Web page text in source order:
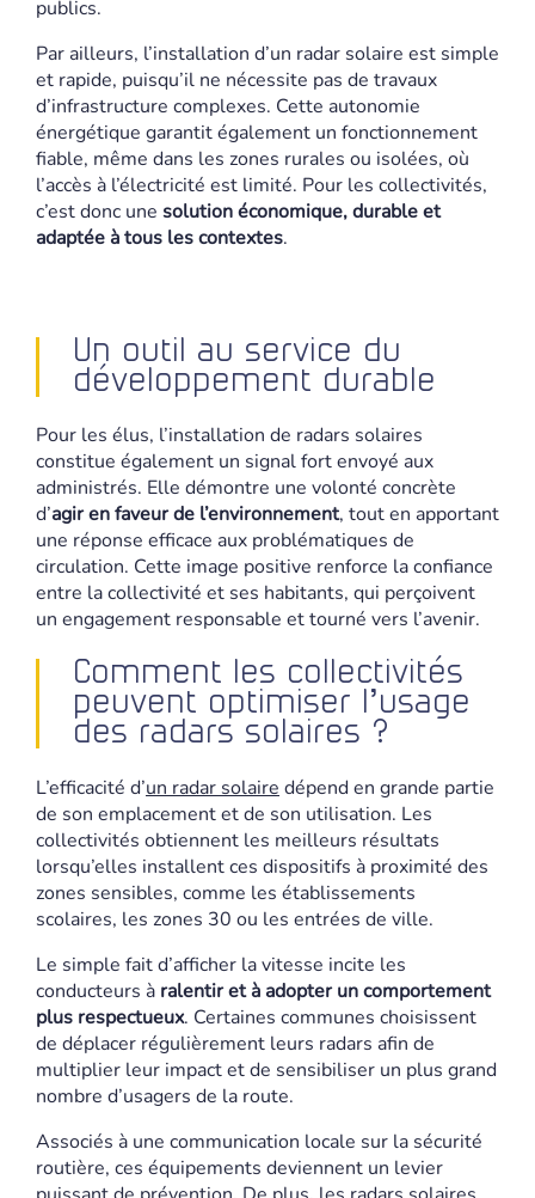
publics.
Par ailleurs, l’installation d’un radar solaire est simple
et rapide, puisqu’il ne nécessite pas de travaux
d’infrastructure complexes. Cette autonomie
énergétique garantit également un fonctionnement
fiable, même dans les zones rurales ou isolées, où
l’accès à l’électricité est limité. Pour les collectivités,
c’est donc une solution économique, durable et
adaptée à tous les contextes.
Un outil au service du
développement durable
Pour les élus, l’installation de radars solaires
constitue également un signal fort envoyé aux
administrés. Elle démontre une volonté concrète
d’agir en faveur de l’environnement, tout en apportant
une réponse efficace aux problématiques de
circulation. Cette image positive renforce la confiance
entre la collectivité et ses habitants, qui perçoivent
un engagement responsable et tourné vers l’avenir.
Comment les collectivités
peuvent optimiser l’usage
des radars solaires ?
L’efficacité d’un radar solaire dépend en grande partie
de son emplacement et de son utilisation. Les
collectivités obtiennent les meilleurs résultats
lorsqu’elles installent ces dispositifs à proximité des
zones sensibles, comme les établissements
scolaires, les zones 30 ou les entrées de ville.
Le simple fait d’afficher la vitesse incite les
conducteurs à ralentir et à adopter un comportement
plus respectueux. Certaines communes choisissent
de déplacer régulièrement leurs radars afin de
multiplier leur impact et de sensibiliser un plus grand
nombre d’usagers de la route.
Associés à une communication locale sur la sécurité
routière, ces équipements deviennent un levier